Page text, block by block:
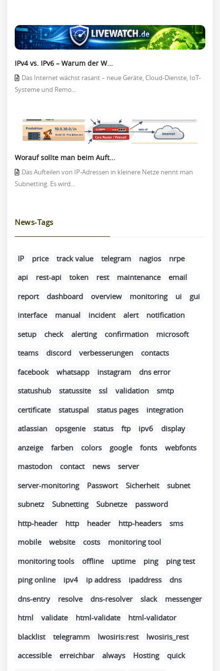
IPv4 vs. IPv6 – Warum der W...
Das Internet wächst rasant – neue Geräte, Cloud-Dienste, IoT-
Systeme und Remo...
Worauf sollte man beim Auft...
Das Aufteilen von IP-Adressen in kleinere Netze nennt man
Subnetting. Es wird...
News-Tags
IP price track value telegram nagios
nrpe
api
rest-api token rest maintenance
email
report
dashboard overview monitoring ui
gui
interface
manual incident alert
notification
setup
check alerting confirmation
microsoft
teams
discord verbesserungen
contacts
facebook
whatsapp instagram
dns error
statushub
statussite ssl validation
smtp
certificate
statuspal status pages
integration
atlassian
opsgenie status ftp ipv6
display
anzeige
farben colors google fonts
webfonts
mastodon
contact news
server
server-monitoring
Passwort Sicherheit
subnet
subnetz
Subnetting Subnetze
password
http-header
http header http-headers
sms
mobile
website costs
monitoring tool
monitoring tools
offline uptime ping
ping test
ping online
ipv4 ip address ipaddress
dns
dns-entry
resolve dns-resolver slack
messenger
html
validate html-validate
html-validator
blacklist
telegramm lwosiris:rest
lwosiris_rest
accessible
erreichbar always Hosting
quick